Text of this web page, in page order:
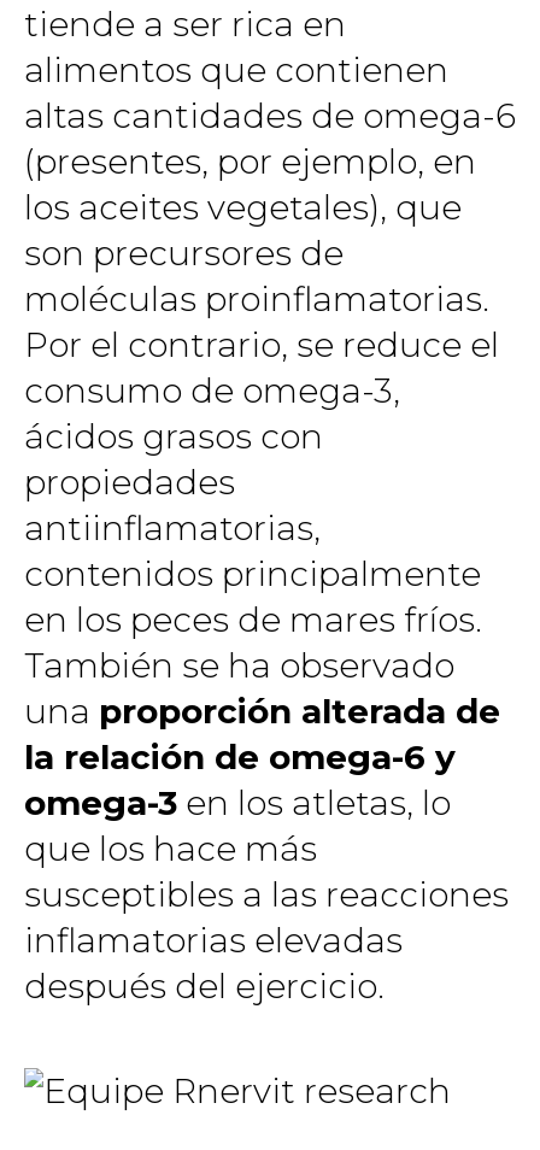
tiende a ser rica en
alimentos que contienen
altas cantidades de omega-6
(presentes, por ejemplo, en
los aceites vegetales), que
son precursores de
moléculas proinflamatorias.
Por el contrario, se reduce el
consumo de omega-3,
ácidos grasos con
propiedades
antiinflamatorias,
contenidos principalmente
en los peces de mares fríos.
También se ha observado
una proporción alterada de
la relación de omega-6 y
omega-3 en los atletas, lo
que los hace más
susceptibles a las reacciones
inflamatorias elevadas
después del ejercicio.